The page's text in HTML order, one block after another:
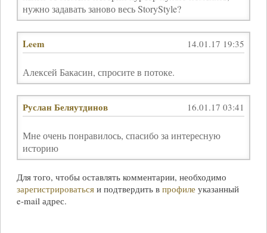
нужно задавать заново весь StoryStyle?
Leem 14.01.17 19:35
Алексей Бакасин, спросите в потоке.
Руслан Беляутдинов 16.01.17 03:41
Мне очень понравилось, спасибо за интересную
историю
Для того, чтобы оставлять комментарии, необходимо
зарегистрироватьсяи подтвердить в профиле указанный
e-mailадрес.